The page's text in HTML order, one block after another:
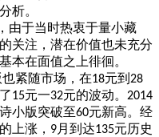
析。
由于当时热衷于量小藏
关注，潜在价值也未充分
本在面值之上徘徊。
紧随市场，在18元到 28
15元一32元的波动。 2014
小版突破至60元新高。经
上涨， 9月到达135元历史